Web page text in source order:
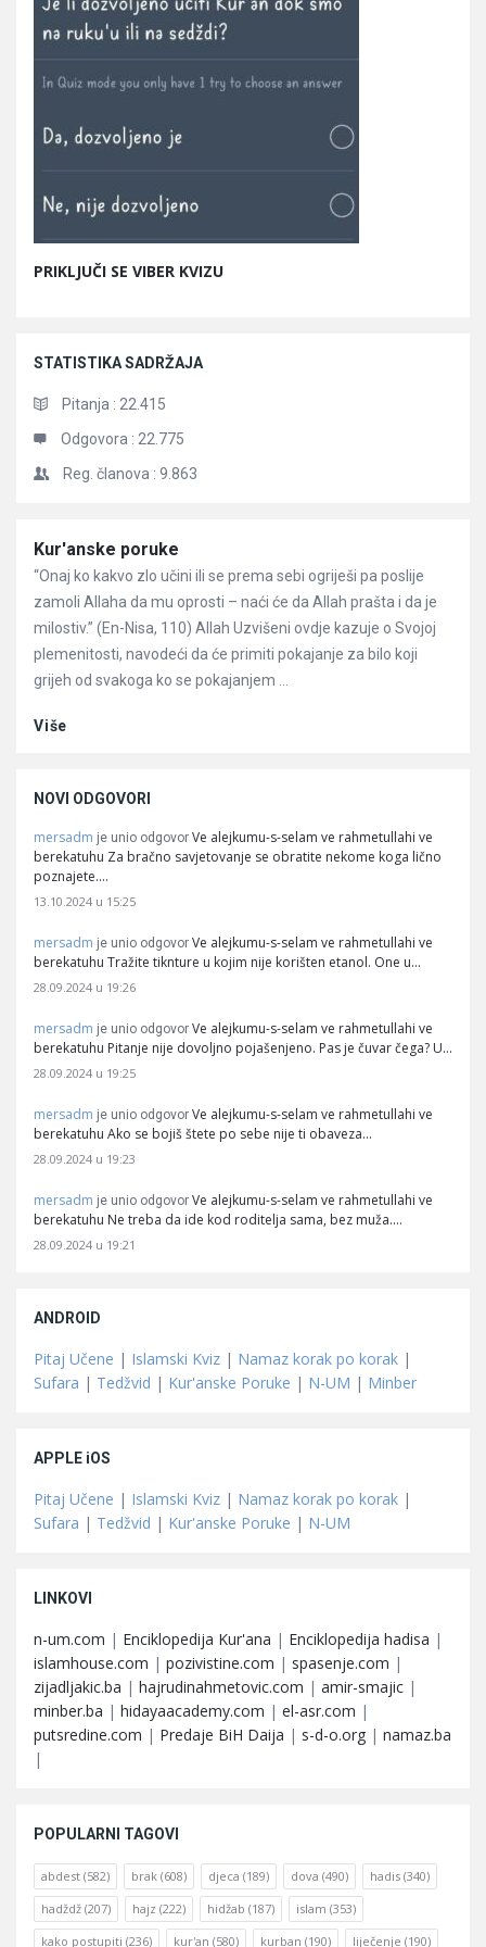
PRIKLJUČI SE VIBER KVIZU
STATISTIKA SADRŽAJA
Pitanja : 22.415
Odgovora : 22.775
Reg. članova : 9.863
Članci
Kur'anske poruke
“Onaj ko kakvo zlo učini ili se prema sebi ogriješi pa poslije
zamoli Allaha da mu oprosti – naći će da Allah prašta i da je
milostiv.” (En-Nisa, 110) Allah Uzvišeni ovdje kazuje o Svojoj
plemenitosti, navodeći da će primiti pokajanje za bilo koji
grijeh od svakoga ko se pokajanjem ...
Više
NOVI ODGOVORI
mersadm je unio odgovor Ve alejkumu-s-selam ve rahmetullahi ve
berekatuhu Za bračno savjetovanje se obratite nekome koga lično
poznajete.…
13.10.2024 u 15:25
mersadm je unio odgovor Ve alejkumu-s-selam ve rahmetullahi ve
berekatuhu Tražite tiknture u kojim nije korišten etanol. One u…
28.09.2024 u 19:26
mersadm je unio odgovor Ve alejkumu-s-selam ve rahmetullahi ve
berekatuhu Pitanje nije dovoljno pojašenjeno. Pas je čuvar čega? U…
28.09.2024 u 19:25
mersadm je unio odgovor Ve alejkumu-s-selam ve rahmetullahi ve
berekatuhu Ako se bojiš štete po sebe nije ti obaveza…
28.09.2024 u 19:23
mersadm je unio odgovor Ve alejkumu-s-selam ve rahmetullahi ve
berekatuhu Ne treba da ide kod roditelja sama, bez muža.…
28.09.2024 u 19:21
ANDROID
Pitaj Učene | Islamski Kviz | Namaz korak po korak |
Sufara | Tedžvid | Kur'anske Poruke | N-UM | Minber
APPLE iOS
Pitaj Učene | Islamski Kviz | Namaz korak po korak |
Sufara | Tedžvid | Kur'anske Poruke | N-UM
LINKOVI
n-um.com | Enciklopedija Kur'ana | Enciklopedija hadisa |
islamhouse.com | pozivistine.com | spasenje.com |
zijadljakic.ba | hajrudinahmetovic.com | amir-smajic |
minber.ba | hidayaacademy.com | el-asr.com |
putsredine.com | Predaje BiH Daija | s-d-o.org | namaz.ba
|
POPULARNI TAGOVI
abdest (582) brak (608) djeca (189) dova (490) hadis (340)
hadždž (207) hajz (222) hidžab (187) islam (353)
kako postupiti (236) kur'an (580) kurban (190) liječenje (190)